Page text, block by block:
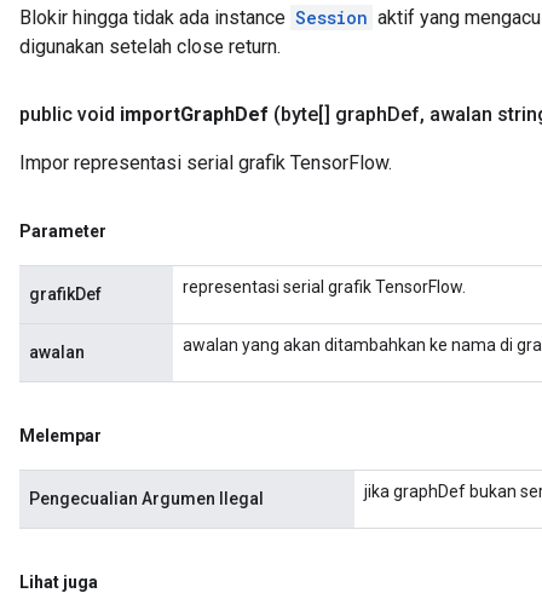
Blokir hingga tidak ada instance Session aktif yang
digunakan setelah close return.
public void importGraphDef (byte[] graphDef, awalan
Impor representasi serial grafik TensorFlow.
Parameter
grafikDef representasi serial grafik TensorFlow.
awalan awalan yang akan ditambahkan ke nama di
Melempar
Pengecualian Argumen Ilegal jika graphDef bukan
Lihat juga